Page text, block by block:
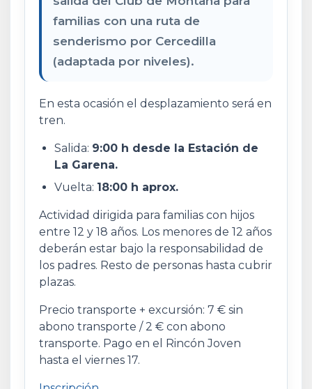
familias con una ruta de
senderismo por Cercedilla
(adaptada por niveles).
En esta ocasión el desplazamiento será en
tren.
Salida: 9:00 h desde la Estación de
La Garena.
Vuelta: 18:00 h aprox.
Actividad dirigida para familias con hijos
entre 12 y 18 años. Los menores de 12 años
deberán estar bajo la responsabilidad de
los padres. Resto de personas hasta cubrir
plazas.
Precio transporte + excursión: 7 € sin
abono transporte / 2 € con abono
transporte. Pago en el Rincón Joven
hasta el viernes 17.